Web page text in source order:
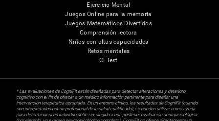
Ejercicio Mental
Juegos Online para la memoria
Juegos Matemáticos Divertidos
Comprensión lectora
Niños con altas capacidades
Retos mentales
CI Test
* Las evaluaciones de CogniFit están diseñadas para detectar alteraciones y deterioro
cognitivo con el fin de ofrecer a un médico información pertinente para diseñar una
intervención terapéutica apropiada. En un entorno clínico, los resultados de CogniFit (cuando
son interpretados por un profesional de la salud cualificado), se pueden utilizar como ayuda
para determinar si un individuo debe ser dirigido a una posterior evaluación neuropsicológica